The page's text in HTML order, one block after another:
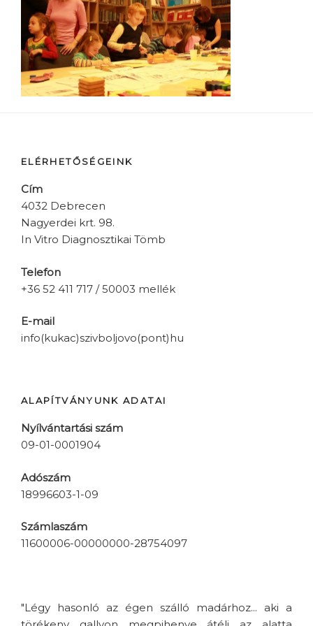
ELÉRHETŐSÉGEINK
Cím
4032 Debrecen
Nagyerdei krt. 98.
In Vitro Diagnosztikai Tömb
Telefon
+36 52 411 717 / 50003 mellék
E-mail
info(kukac)szivboljovo(pont)hu
ALAPÍTVÁNYUNK ADATAI
Nyílvántartási szám
09-01-0001904
Adószám
18996603-1-09
Számlaszám
11600006-00000000-28754097
"Légy hasonló az égen szálló madárhoz... aki a